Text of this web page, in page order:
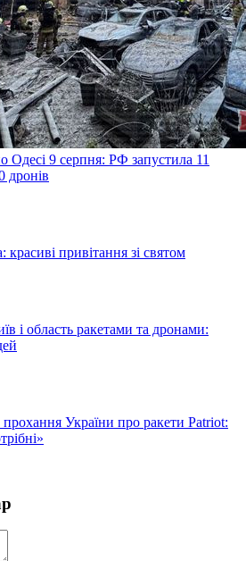
Одесі 9 серпня: РФ запустила 11
дронів
красиві привітання зі святом
і область ракетами та дронами:
прохання України про ракети Patriot: